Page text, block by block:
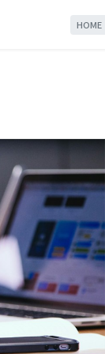
HOME